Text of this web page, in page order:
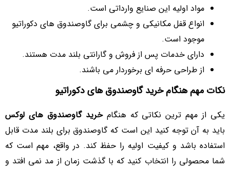
مواد اولیه این صنایع وارداتی است.
انواع قفل مکانیکی و چشمی برای گاوصندوق های دکوراتیو
موجود است.
دارای خدمات پس از فروش و گارانتی بلند مدت هستند.
از طراحی حرفه ای برخوردار می باشند.
نکات مهم هنگام خرید گاوصندوق های دکوراتیو
یکی از مهم ترین نکاتی که هنگامخرید گاوصندوق های لوکس
باید به آن توجه کنید این است که گاوصندوق برای بلند مدت قابل
استفاده باشد و کیفیت اولیه را حفظ کند. در واقع، مهم است که
شما محصولی را انتخاب کنید که با گذشت زمان از مد نمی افتد و